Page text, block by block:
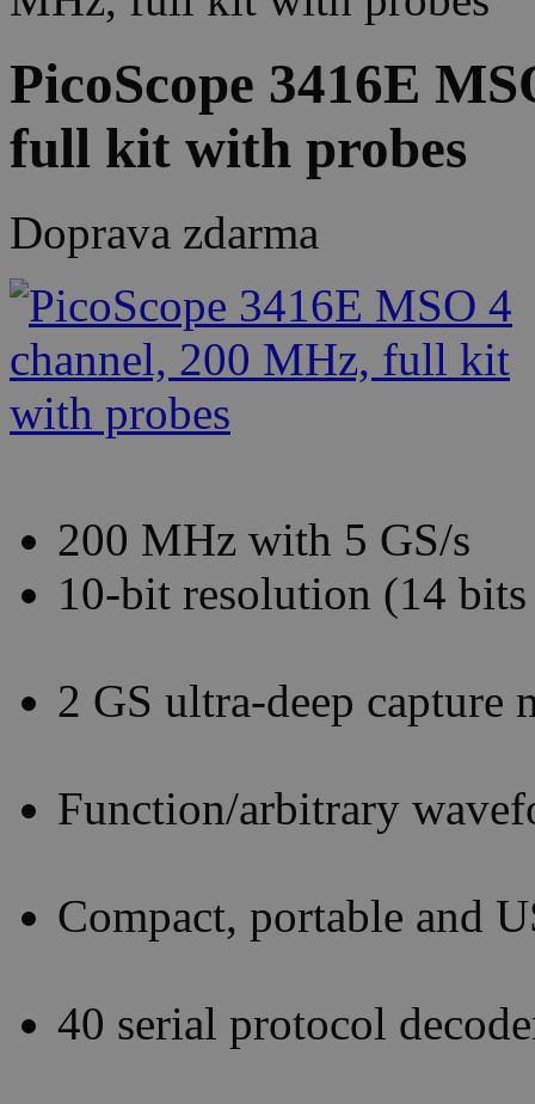
PicoScope 3416E
full kit with probes
Doprava zdarma
200 MHz with 5 GS/s
10-bit resolution (14
2 GS ultra-deep capture
Function/arbitrary
Compact, portable and
40 serial protocol